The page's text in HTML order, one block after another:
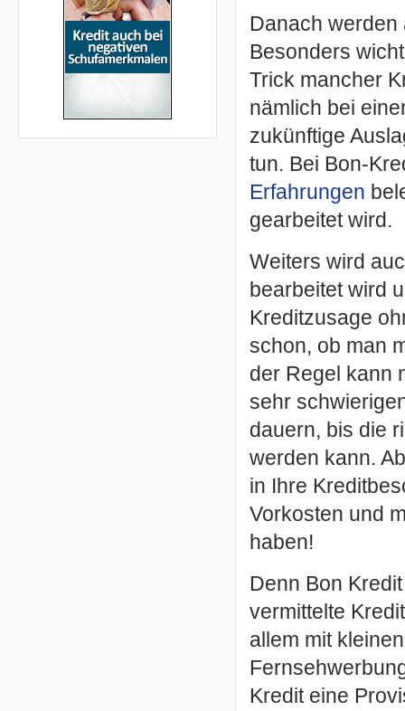
Danach werden
Besonders
Trick mancher
nämlich bei
zukünftige
tun. Bei Bon-
Erfahrungen
gearbeitet wird.
Weiters wird
bearbeitet wird
Kreditzusage
schon, ob man
der Regel kann
sehr
dauern, bis die
werden kann.
in Ihre
Vorkosten und
haben!
Denn Bon
vermittelte
allem mit
Kredit eine